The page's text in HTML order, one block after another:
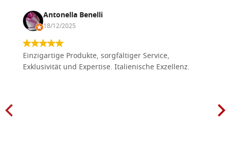
Antonella Benelli
18/12/2025
Einzigartige Produkte, sorgfältiger Service,
Exklusivität und Expertise. Italienische Exzellenz.